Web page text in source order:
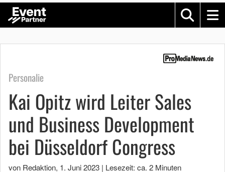
Personalie
Kai Opitz wird Leiter Sales
und Business Development
bei Düsseldorf Congress
von Redaktion, 1. Juni 2023 | Lesezeit: ca. 2 Minuten